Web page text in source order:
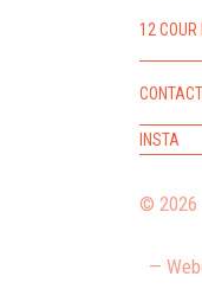
12 COUR
INSTA
© 2026
—